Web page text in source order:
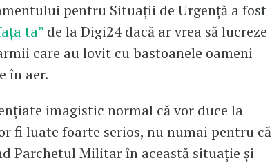
pentru Situații de Urgență a fost
ta” de la Digi24 dacă ar vrea să lucreze
care au lovit cu bastoanele oameni
în aer.
imagistic normal că vor duce la
fi luate foarte serios, nu numai pentru că
Parchetul Militar în această situație și